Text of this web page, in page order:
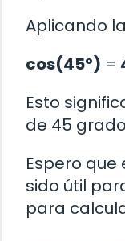
Aplicando
cos(45°) =
Esto
de 45
Espero
sido útil
para